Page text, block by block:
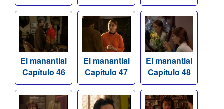
El manantial
Capítulo 46
El manantial
Capítulo 47
El manantial
Capítulo 48